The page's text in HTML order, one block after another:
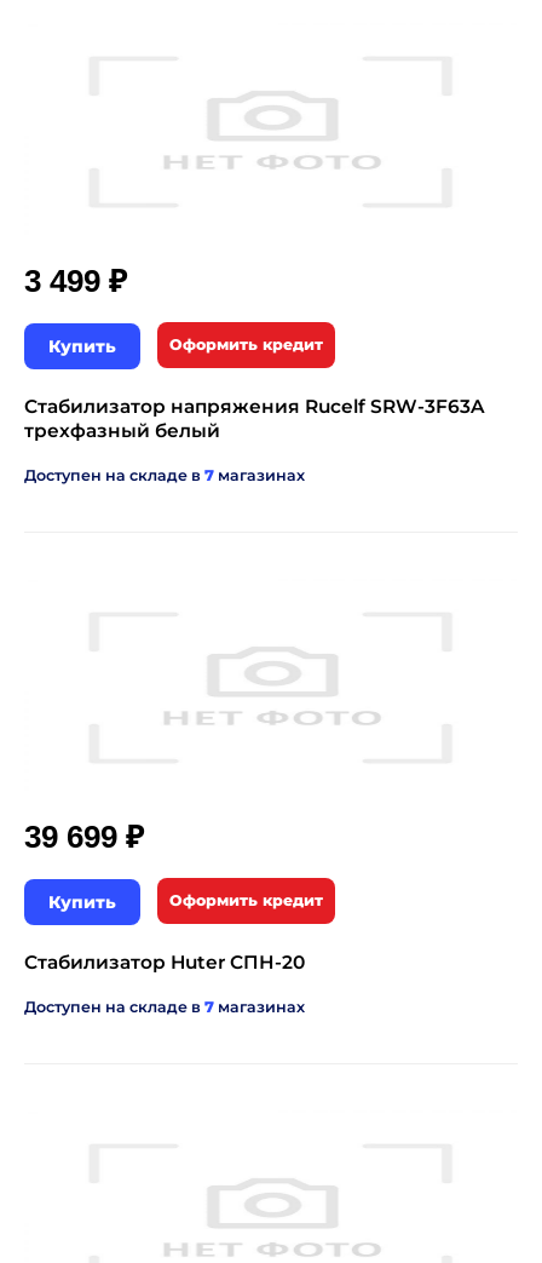
3 499 ₽
Купить Оформить кредит
Стабилизатор напряжения Rucelf SRW-3F63A
трехфазный белый
Доступен на складе в 7 магазинах
39 699 ₽
Купить Оформить кредит
Стабилизатор Huter СПН-20
Доступен на складе в 7 магазинах